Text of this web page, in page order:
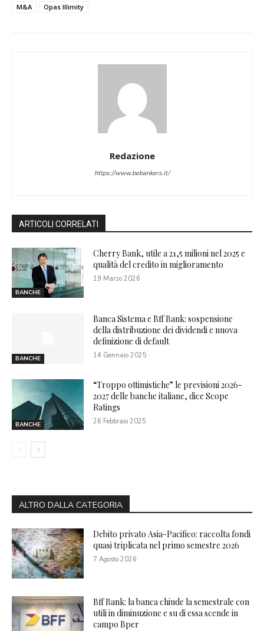
M&A Opas Illimity
Redazione
https://www.bebankers.it/
ARTICOLI CORRELATI
BANCHE
Cherry Bank, utile a 21,5 milioni nel 2025 e
qualità del credito in miglioramento
19 Marzo 2026
BANCHE
Banca Sistema e Bff Bank: sospensione
della distribuzione dei dividendi e nuova
definizione di default
14 Gennaio 2025
BANCHE
“Troppo ottimistiche” le previsioni 2026-
2027 delle banche italiane, dice Scope
Ratings
26 Febbraio 2025
ALTRO DALLA CATEGORIA
Debito privato Asia-Pacifico: raccolta fondi
quasi triplicata nel primo semestre 2026
7 Agosto 2026
Bff Bank: la banca chiude la semestrale con
utili in diminuzione e su di essa scende in
campo Bper